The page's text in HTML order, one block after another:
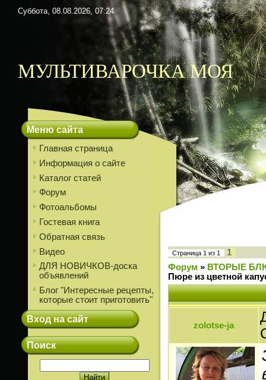
Суббота, 08.08.2026, 07:24
МУЛЬТИВАРОЧКА МОЯ
Меню сайта
Главная страница
Информация о сайте
Каталог статей
Форум
Фотоальбомы
Гостевая книга
Обратная связь
Видео
ДЛЯ НОВИЧКОВ-доска
объявлений
Блог "Интересные рецепты,
которые стоит приготовить"
Вход на сайт
Поиск
Страница 1 из 1
1
Форум » ВТОРЫЕ
Пюре из цветной
zolotse-ja